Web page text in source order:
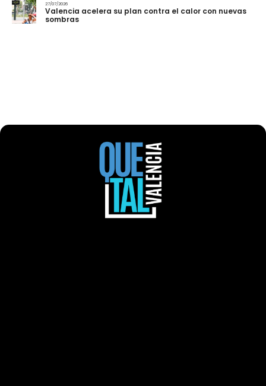
27/07/2026
Valencia acelera su plan contra el calor con nuevas
sombras